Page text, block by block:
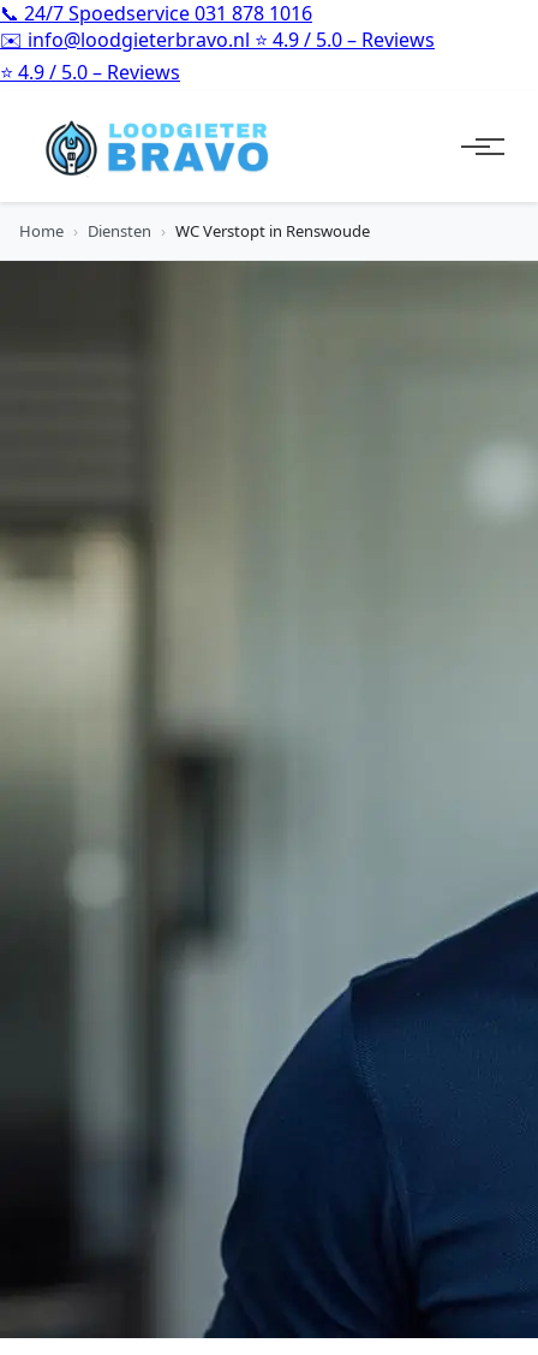
📞 24/7 Spoedservice031 878 1016
✉️ info@loodgieterbravo.nl ⭐ 4.9 / 5.0 – Reviews
⭐ 4.9 / 5.0 – Reviews
Home › Diensten › WC Verstopt in Renswoude